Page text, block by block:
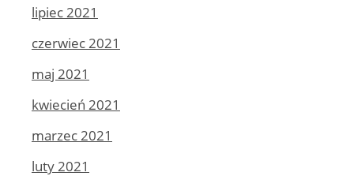
lipiec 2021
czerwiec 2021
maj 2021
kwiecień 2021
marzec 2021
luty 2021